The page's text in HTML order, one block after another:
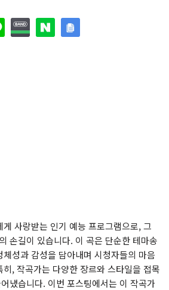
게 사랑받는 인기 예능 프로그램으로, 그
손길이 있습니다. 이 곡은 단순한 테마송
성과 감성을 담아내며 시청자들의 마음
, 작곡가는 다양한 장르와 스타일을 접목
냈습니다. 이번 포스팅에서는 이 작곡가